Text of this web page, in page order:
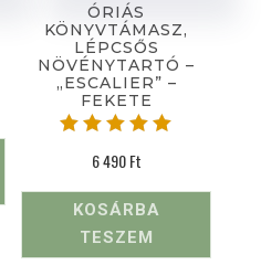
ÓRIÁS
KÖNYVTÁMASZ,
LÉPCSŐS
NÖVÉNYTARTÓ –
„ESCALIER” –
FEKETE
s:
/ 5
6 490Ft
KOSÁRBA
TESZEM